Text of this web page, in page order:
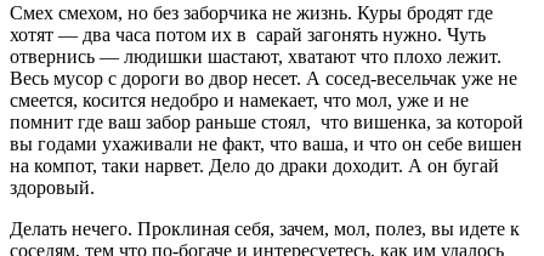
Смех смехом, но без заборчика не жизнь. Куры бродят где
хотят — два часа потом их в сарай загонять нужно. Чуть
отвернись — людишки шастают, хватают что плохо лежит.
Весь мусор с дороги во двор несет. А сосед-весельчак уже не
смеется, косится недобро и намекает, что мол, уже и не
помнит где ваш забор раньше стоял, что вишенка, за которой
вы годами ухаживали не факт, что ваша, и что он себе вишен
на компот, таки нарвет. Дело до драки доходит. А он бугай
здоровый.
Делать нечего. Проклиная себя, зачем, мол, полез, вы идете к
соседям, тем что по-богаче и интересуетесь, как им удалось